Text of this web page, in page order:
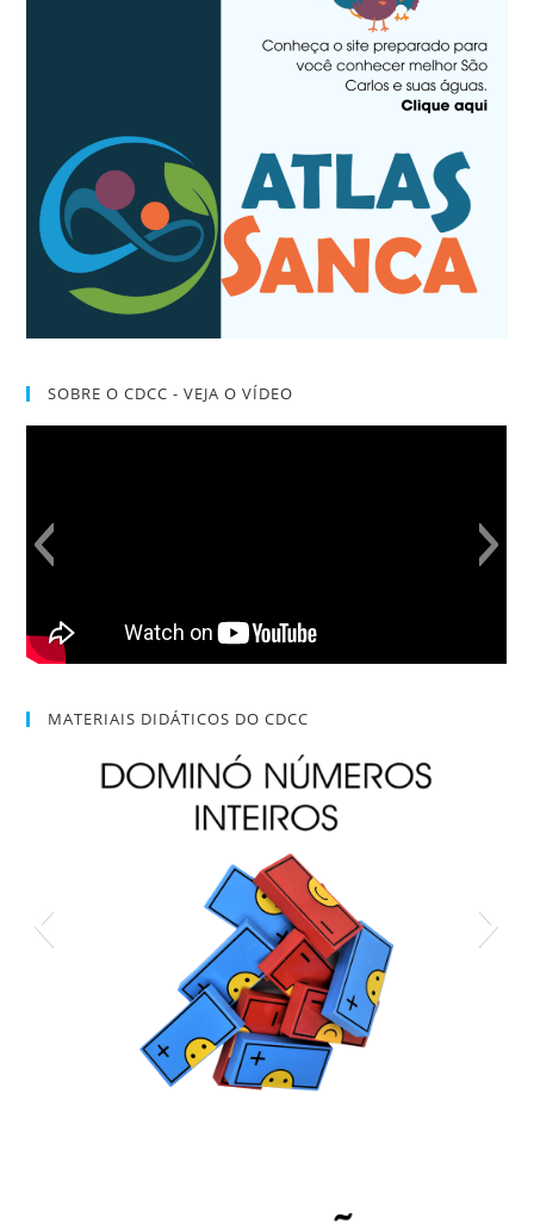
SOBRE O CDCC - VEJA O VÍDEO
MATERIAIS DIDÁTICOS DO CDCC